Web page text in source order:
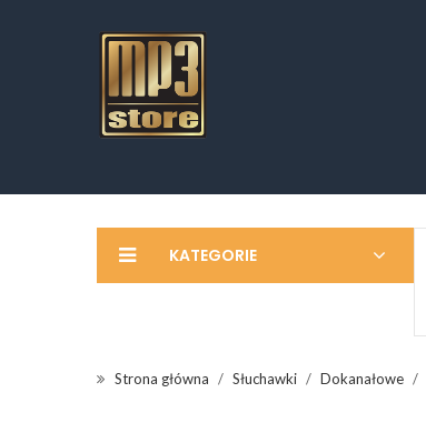
KATEGORIE
Strona główna Słuchawki Dokanałowe